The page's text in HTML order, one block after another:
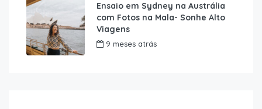
Ensaio em Sydney na Austrália
com Fotos na Mala- Sonhe Alto
Viagens
9 meses atrás